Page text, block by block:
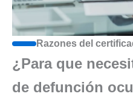
Razones del
¿Para que
de defunción